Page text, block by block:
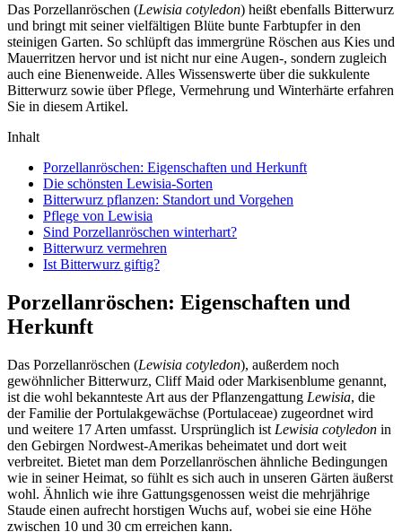
Das Porzellanröschen (Lewisia cotyledon) heißt ebenfalls Bitterwurz
und bringt mit seiner vielfältigen Blüte bunte Farbtupfer in den
steinigen Garten. So schlüpft das immergrüne Röschen aus Kies und
Mauerritzen hervor und ist nicht nur eine Augen-, sondern zugleich
auch eine Bienenweide. Alles Wissenswerte über die sukkulente
Bitterwurz sowie über Pflege, Vermehrung und Winterhärte erfahren
Sie in diesem Artikel.
Inhalt
Porzellanröschen: Eigenschaften und Herkunft
Die schönsten Lewisia-Sorten
Bitterwurz pflanzen: Standort und Vorgehen
Pflege von Lewisia
Sind Porzellanröschen winterhart?
Bitterwurz vermehren
Ist Bitterwurz giftig?
Porzellanröschen: Eigenschaften und
Herkunft
Das Porzellanröschen (Lewisia cotyledon), außerdem noch
gewöhnlicher Bitterwurz, Cliff Maid oder Markisenblume genannt,
ist die wohl bekannteste Art aus der Pflanzengattung Lewisia, die
der Familie der Portulakgewächse (Portulaceae) zugeordnet wird
und weitere 17 Arten umfasst. Ursprünglich ist Lewisia cotyledon in
den Gebirgen Nordwest-Amerikas beheimatet und dort weit
verbreitet. Bietet man dem Porzellanröschen ähnliche Bedingungen
wie in seiner Heimat, so fühlt es sich auch in unseren Gärten äußerst
wohl. Ähnlich wie ihre Gattungsgenossen weist die mehrjährige
Staude einen aufrecht horstigen Wuchs auf, wobei sie eine Höhe
zwischen 10 und 30 cm erreichen kann.